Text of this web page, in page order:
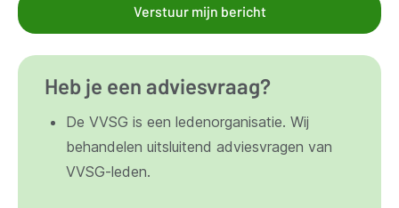
Verstuur mijn bericht
Heb je een adviesvraag?
De VVSG is een ledenorganisatie. Wij
behandelen uitsluitend adviesvragen van
VVSG-leden.